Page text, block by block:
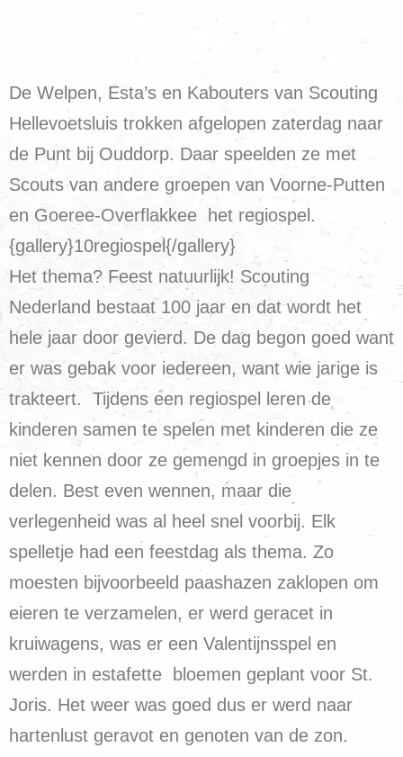
De Welpen, Esta’s en Kabouters van Scouting
Hellevoetsluis trokken afgelopen zaterdag naar
de Punt bij Ouddorp. Daar speelden ze met
Scouts van andere groepen van Voorne-Putten
en Goeree-Overflakkee het regiospel.
{gallery}10regiospel{/gallery}
Het thema? Feest natuurlijk! Scouting
Nederland bestaat 100 jaar en dat wordt het
hele jaar door gevierd. De dag begon goed want
er was gebak voor iedereen, want wie jarige is
trakteert. Tijdens een regiospel leren de
kinderen samen te spelen met kinderen die ze
niet kennen door ze gemengd in groepjes in te
delen. Best even wennen, maar die
verlegenheid was al heel snel voorbij. Elk
spelletje had een feestdag als thema. Zo
moesten bijvoorbeeld paashazen zaklopen om
eieren te verzamelen, er werd geracet in
kruiwagens, was er een Valentijnsspel en
werden in estafette bloemen geplant voor St.
Joris. Het weer was goed dus er werd naar
hartenlust geravot en genoten van de zon.